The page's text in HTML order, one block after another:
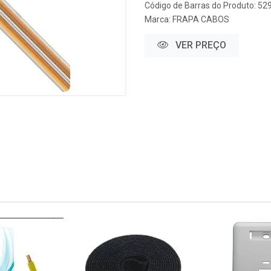
Código de Barras do Produto:
Marca: FRAPA CABOS
VER PREÇO